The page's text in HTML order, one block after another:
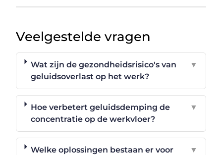
Veelgestelde vragen
Wat zijn de gezondheidsrisico's van
geluidsoverlast op het werk?
▼
Hoe verbetert geluidsdemping de
concentratie op de werkvloer?
▼
Welke oplossingen bestaan er voor
▼